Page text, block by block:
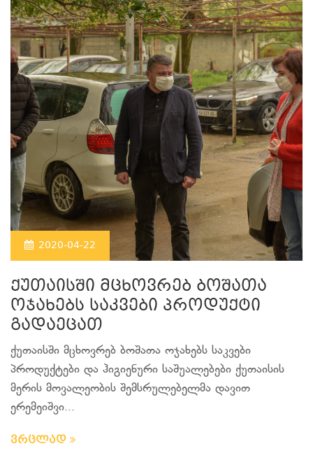
2020-04-22
ქუთაისში მცხოვრებ ბოშათა
ოჯახებს საკვები პროდუქტი
გადაეცათ
ქუთაისში მცხოვრებ ბოშათა ოჯახებს საკვები
პროდუქტები და ჰიგიენური საშუალებები ქუთაისის
მერის მოვალეობის შემსრულებელმა დავით
ერემეიშვი...
ვრცლად